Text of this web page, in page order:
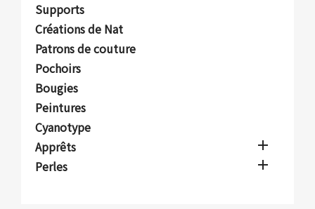
Supports
Créations de Nat
Patrons de couture
Pochoirs
Bougies
Peintures
Cyanotype
Apprêts

Perles
